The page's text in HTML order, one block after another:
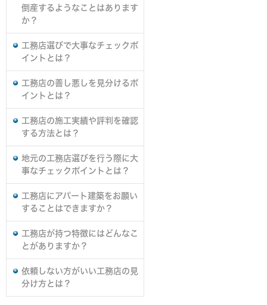
倒産するようなことはあります
か？
工務店選びで大事なチェックポ
イントとは？
工務店の善し悪しを見分けるポ
イントとは？
工務店の施工実績や評判を確認
する方法とは？
地元の工務店選びを行う際に大
事なチェックポイントとは？
工務店にアパート建築をお願い
することはできますか？
工務店が持つ特徴にはどんなこ
とがありますか？
依頼しない方がいい工務店の見
分け方とは？